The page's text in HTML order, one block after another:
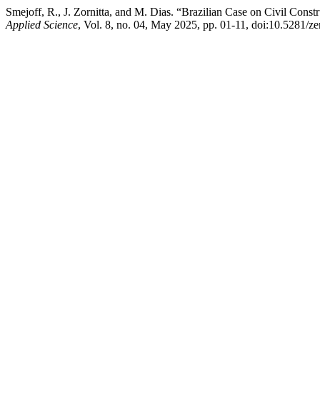
Smejoff, R., J. Zornitta, and M. Dias. “Brazilian Case on Civil
Applied Science, Vol. 8, no. 04, May 2025, pp. 01-11, doi:10.5281/